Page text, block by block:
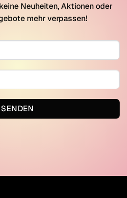
Neuheiten, Aktionen oder
mehr verpassen!
SENDEN